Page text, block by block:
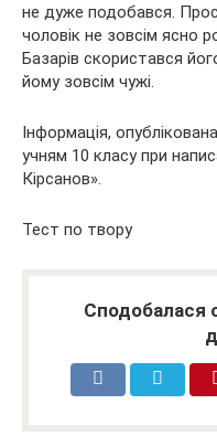
не дуже подобався.
чоловік не зовсім ясно
Базарів скористався
йому зовсім чужі.
Інформація,
учням 10 класу при
Кірсанов».
Тест по твору
Сподобалася